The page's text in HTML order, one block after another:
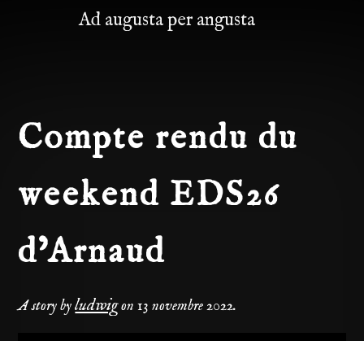
Ad augusta per angusta
Compte rendu du
weekend EDS26
d’Arnaud
A story byludwigon13 novembre 2022.